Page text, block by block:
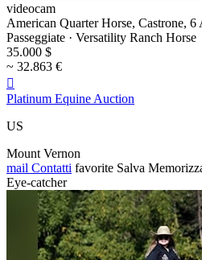
videocam
American Quarter Horse, Castrone, 6
Passeggiate · Versatility Ranch Horse
35.000 $
~ 32.863 €

Platinum Equine Auction
US
Mount Vernon
mail Contatti favorite Salva
Eye-catcher